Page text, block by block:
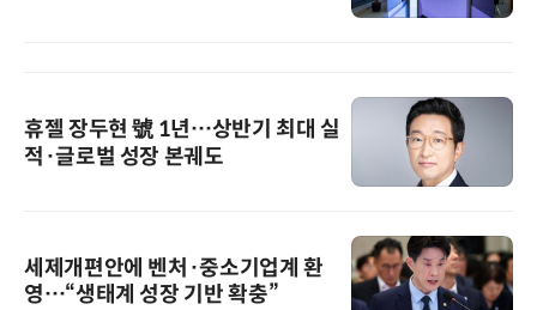
휴젤 장두현 號 1년…상반기 최대 실
적·글로벌 성장 본궤도
세제개편안에 벤처·중소기업계 환
영…“생태계 성장 기반 확충”